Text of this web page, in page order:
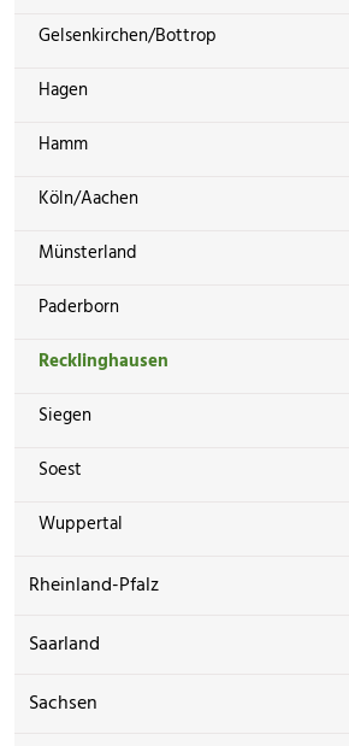
Gelsenkirchen/Bottrop
Hagen
Hamm
Köln/Aachen
Münsterland
Paderborn
Recklinghausen
Siegen
Soest
Wuppertal
Rheinland-Pfalz
Saarland
Sachsen